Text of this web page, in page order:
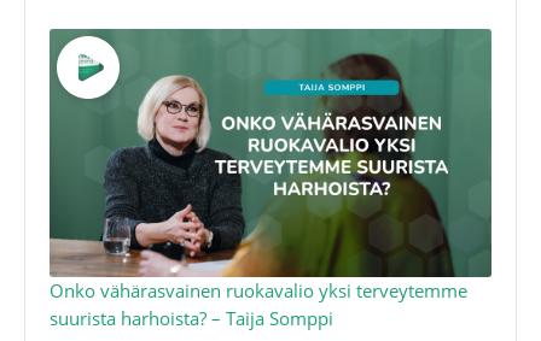
Onko vähärasvainen ruokavalio yksi terveytemme
suurista harhoista? – Taija Somppi